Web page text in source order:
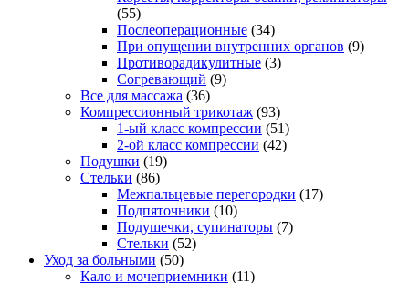
(55)
Послеоперационные (34)
При опущении внутренних органов (9)
Противорадикулитные (3)
Согревающий (9)
Все для массажа (36)
Компрессионный трикотаж (93)
1-ый класс компрессии (51)
2-ой класс компрессии (42)
Подушки (19)
Стельки (86)
Межпальцевые перегородки (17)
Подпяточники (10)
Подушечки, супинаторы (7)
Стельки (52)
Уход за больными (50)
Кало и мочеприемники (11)